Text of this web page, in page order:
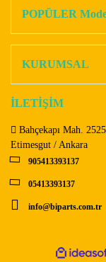
Ürün
Bu ürüne
POPÜLER
KURUMSAL
İLETİŞİM
Bahçekapı Mah.
Etimesgut / Ankara
905413393137
05413393137
info@biparts.com.tr